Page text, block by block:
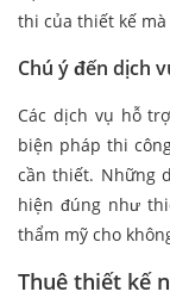
thi của thiết kế
Chú ý đến dịch
Các dịch vụ hỗ
biện pháp thi
cần thiết. Những
hiện đúng như
thẩm mỹ cho
Thuê thiết kế